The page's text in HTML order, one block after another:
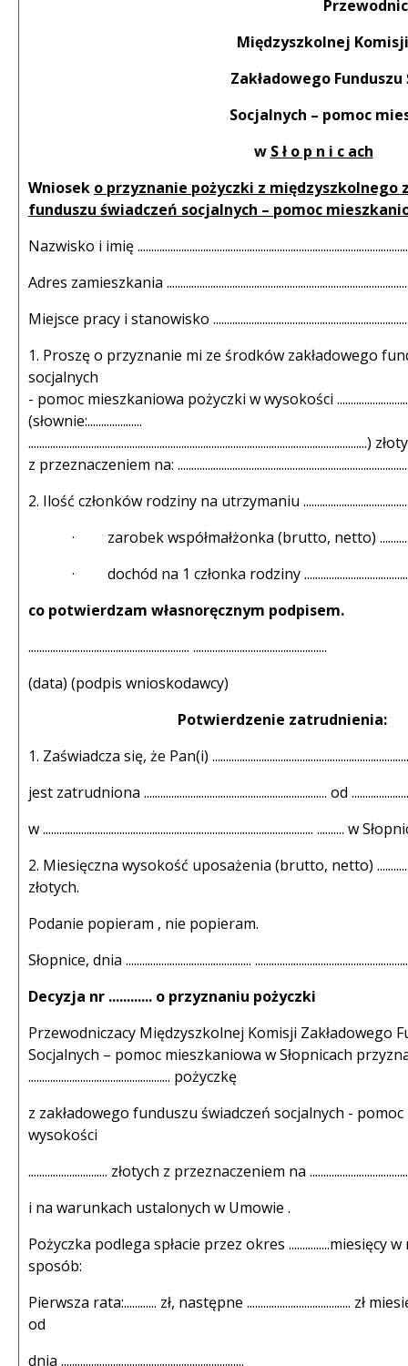
Międzyszkolnej Komisji
Zakładowego Funduszu
Socjalnych – pomoc
w S ł o p n i c ach
Wniosek o przyznanie pożyczki z międzyszkolnego
funduszu świadczeń socjalnych – pomoc
Nazwisko i imię
Adres zamieszkania
Miejsce pracy i stanowisko
1. Proszę o przyznanie mi ze środków zakładowego
socjalnych
- pomoc mieszkaniowa pożyczki w wysokości
(słownie:....................
............................................................................................................................)
z przeznaczeniem na:
2. Ilość członków rodziny na utrzymaniu
· zarobek współmałżonka (brutto, netto)
· dochód na 1 członka rodziny
co potwierdzam własnoręcznym podpisem.
........................................................... .................................................
(data) (podpis wnioskodawcy)
Potwierdzenie zatrudnienia:
1. Zaświadcza się, że Pan(i)
jest zatrudniona ................................................................... od
w ................................................................................................... .......... w
2. Miesięczna wysokość uposażenia (brutto, netto)
złotych.
Podanie popieram , nie popieram.
Słopnice, dnia ..............................................
Decyzja nr ............ o przyznaniu pożyczki
Przewodniczacy Międzyszkolnej Komisji Zakładowego
Socjalnych – pomoc mieszkaniowa w Słopnicach
.................................................... pożyczkę
z zakładowego funduszu świadczeń socjalnych -
wysokości
............................. złotych z przeznaczeniem na
i na warunkach ustalonych w Umowie .
Pożyczka podlega spłacie przez okres ...............miesięcy
sposób:
Pierwsza rata:............ zł, następne ...................................... zł
od
dnia ...................................................................